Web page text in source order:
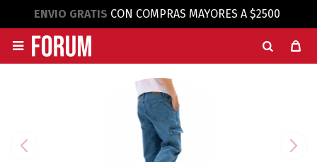
ENVIO GRATIS CON COMPRAS MAYORES A $2500
